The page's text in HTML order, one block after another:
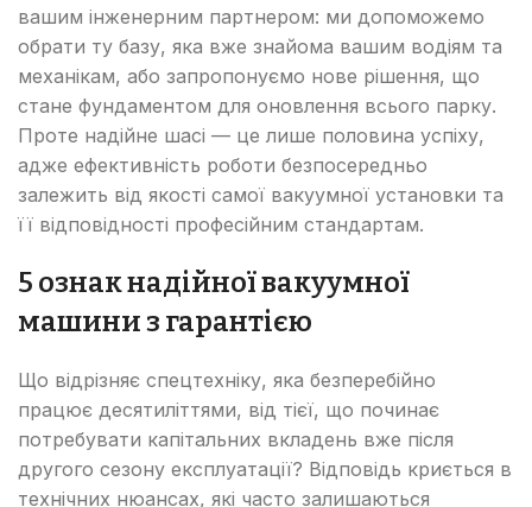
вашим інженерним партнером: ми допоможемо
обрати ту базу, яка вже знайома вашим водіям та
механікам, або запропонуємо нове рішення, що
стане фундаментом для оновлення всього парку.
Проте надійне шасі — це лише половина успіху,
адже ефективність роботи безпосередньо
залежить від якості самої вакуумної установки та
її відповідності професійним стандартам.
5 ознак надійної вакуумної
машини з гарантією
Що відрізняє спецтехніку, яка безперебійно
працює десятиліттями, від тієї, що починає
потребувати капітальних вкладень вже після
другого сезону експлуатації? Відповідь криється в
технічних нюансах, які часто залишаються